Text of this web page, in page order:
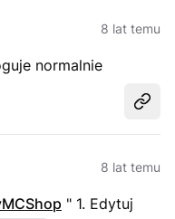
8 lat temu
normalnie
8 lat temu
" 1. Edytuj